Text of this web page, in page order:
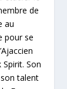
de
au
pour se
Son
talent